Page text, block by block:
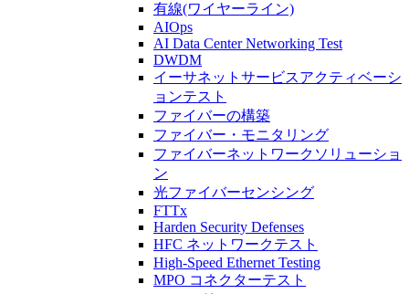
有線(ワイヤーライン)
AIOps
AI Data Center Networking Test
DWDM
イーサネットサービスアクティベーシ
ョンテスト
ファイバーの構築
ファイバー・モニタリング
ファイバーネットワークソリューショ
ン
光ファイバーセンシング
FTTx
Harden Security Defenses
HFC ネットワークテスト
High-Speed Ethernet Testing
MPO コネクターテスト